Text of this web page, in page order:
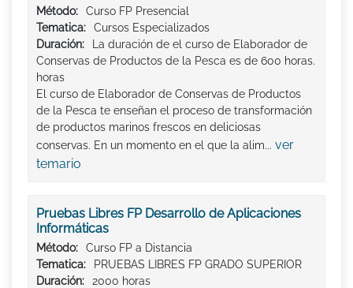
Método:
Curso FP Presencial
Tematica:
Cursos Especializados
Duración:
La duración de el curso de Elaborador de
Conservas de Productos de la Pesca es de 600 horas.
horas
El curso de Elaborador de Conservas de Productos
de la Pesca te enseñan el proceso de transformación
de productos marinos frescos en deliciosas
conservas. En un momento en el que la alim... ver
temario
Pruebas Libres FP Desarrollo de Aplicaciones
Informáticas
Método:
Curso FP a Distancia
Tematica:
PRUEBAS LIBRES FP GRADO SUPERIOR
Duración:
2000 horas